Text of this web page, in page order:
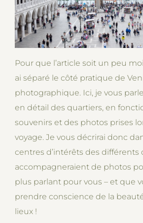
Pour que l’article soit un peu
ai séparé le côté pratique de
photographique. Ici, je vous
en détail des quartiers, en
souvenirs et des photos prises
voyage. Je vous décrirai donc
centres d’intérêts des différents
accompagneraient de photos
plus parlant pour vous – et que
prendre conscience de la
lieux !